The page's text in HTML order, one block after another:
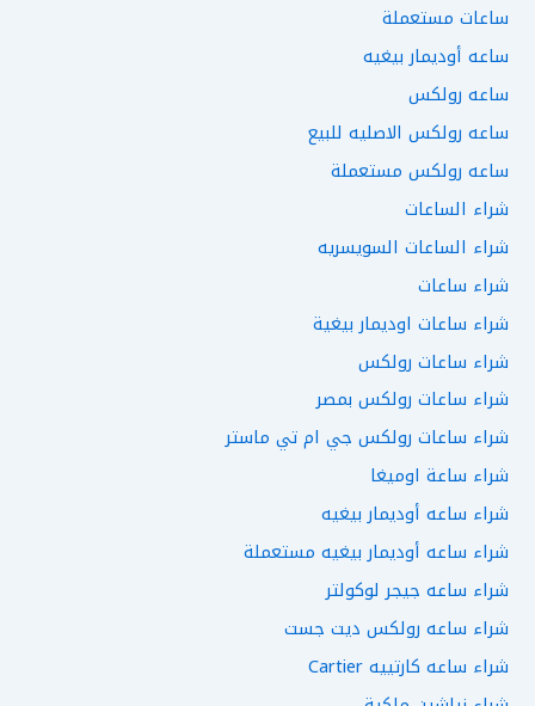
ساعات مستعملة
ساعه أوديمار بيغيه
ساعه رولكس
ساعه رولكس الاصليه للبيع
ساعه رولكس مستعملة
شراء الساعات
شراء الساعات السويسريه
شراء ساعات
شراء ساعات اوديمار بيغية
شراء ساعات رولكس
شراء ساعات رولكس بمصر
شراء ساعات رولكس جي ام تي ماستر
شراء ساعة اوميغا
شراء ساعه أوديمار بيغيه
شراء ساعه أوديمار بيغيه مستعملة
شراء ساعه جيجر لوكولتر
شراء ساعه رولكس ديت جست
شراء ساعه كارتييه Cartier